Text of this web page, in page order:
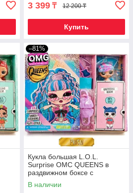
3 399 ₸ 12 200 ₸
Купить
–81%
Кукла большая L.O.L.
Surprise OMC QUEENS в
раздвижном боксе с
сюрпризами {кукла 23см,
качественная реплика}
В наличии